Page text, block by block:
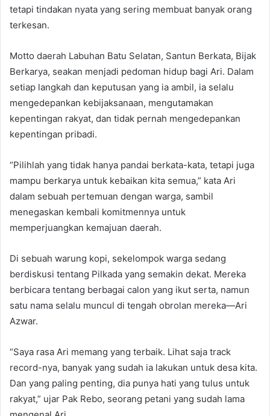
tetapi tindakan nyata yang sering membuat banyak orang
terkesan.
Motto daerah Labuhan Batu Selatan, Santun Berkata, Bijak
Berkarya, seakan menjadi pedoman hidup bagi Ari. Dalam
setiap langkah dan keputusan yang ia ambil, ia selalu
mengedepankan kebijaksanaan, mengutamakan
kepentingan rakyat, dan tidak pernah mengedepankan
kepentingan pribadi.
“Pilihlah yang tidak hanya pandai berkata-kata, tetapi juga
mampu berkarya untuk kebaikan kita semua,” kata Ari
dalam sebuah pertemuan dengan warga, sambil
menegaskan kembali komitmennya untuk
memperjuangkan kemajuan daerah.
Di sebuah warung kopi, sekelompok warga sedang
berdiskusi tentang Pilkada yang semakin dekat. Mereka
berbicara tentang berbagai calon yang ikut serta, namun
satu nama selalu muncul di tengah obrolan mereka—Ari
Azwar.
“Saya rasa Ari memang yang terbaik. Lihat saja track
record-nya, banyak yang sudah ia lakukan untuk desa kita.
Dan yang paling penting, dia punya hati yang tulus untuk
rakyat,” ujar Pak Rebo, seorang petani yang sudah lama